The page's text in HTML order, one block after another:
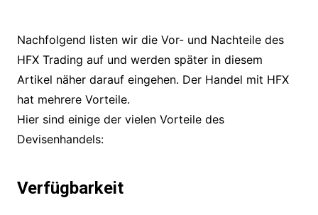
Nachfolgend listen wir die Vor- und Nachteile des
HFX Trading auf und werden später in diesem
Artikel näher darauf eingehen. Der Handel mit HFX
hat mehrere Vorteile.
Hier sind einige der vielen Vorteile des
Devisenhandels:
Verfügbarkeit